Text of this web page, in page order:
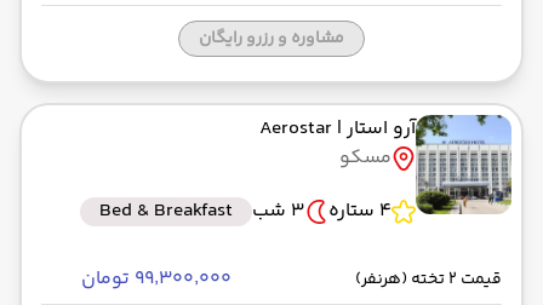
مشاوره و رزرو رایگان
آرو استار| Aerostar
مسکو
4 ستاره
3 شب Bed & Breakfast
قیمت 2 تخته (هرنفر) ۹۹٬۳۰۰٬۰۰۰ تومان